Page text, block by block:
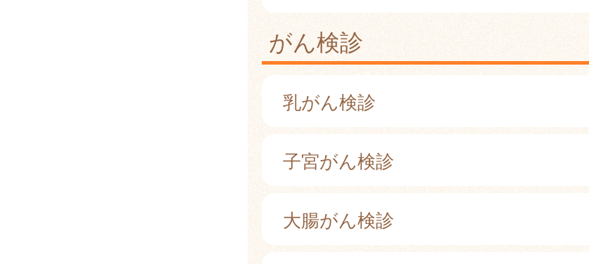
がん検診
乳がん検診
子宮がん検診
大腸がん検診